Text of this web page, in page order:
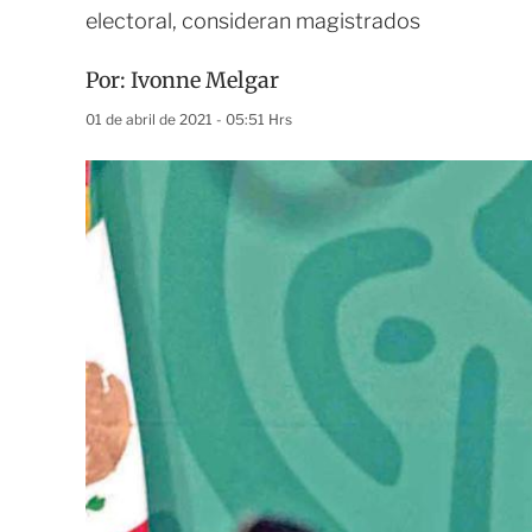
electoral, consideran magistrados
Por: Ivonne Melgar
01 de abril de 2021 - 05:51 Hrs